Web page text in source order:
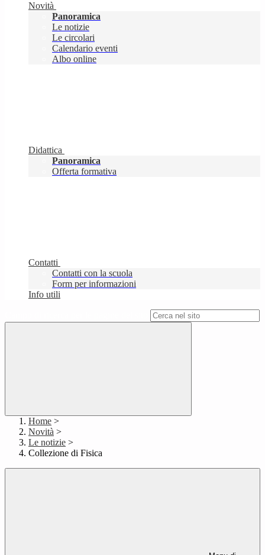
Novità
Panoramica
Le notizie
Le circolari
Calendario eventi
Albo online
Didattica
Panoramica
Offerta formativa
Contatti
Contatti con la scuola
Form per informazioni
Info utili
Home >
Novità >
Le notizie >
Collezione di Fisica